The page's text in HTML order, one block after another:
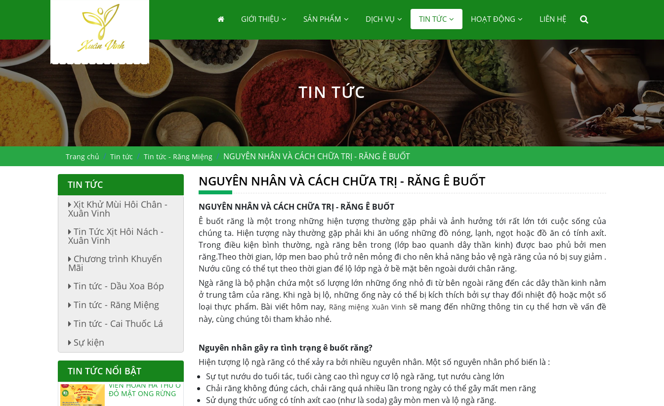
GIỚI THIỆU SẢN PHẨM DỊCH VỤ TIN TỨC HOẠT ĐỘNG LIÊN HỆ
TIN TỨC
Trang chủ Tin tức Tin tức - Răng Miệng NGUYÊN NHÂN VÀ CÁCH CHỮA TRỊ - RĂNG Ê BUỐT
NGUYÊN NHÂN VÀ CÁCH CHỮA TRỊ - RĂNG Ê BUỐT
NGUYÊN NHÂN VÀ CÁCH CHỮA TRỊ - RĂNG Ê BUỐT
Ê buốt răng là một trong những hiện tượng thường gặp phải và ảnh hưởng tới rất lớn tới cuộc sống của
chúng ta. Hiện tượng này thường gặp phải khi ăn uống những đồ nóng, lạnh, ngọt hoặc đồ ăn có tính axít.
Trong điều kiện bình thường, ngà răng bên trong (lớp bao quanh dây thần kinh) được bao phủ bởi men
răng.Theo thời gian, lớp men bao phủ trở nên mỏng đi cho nên khả năng bảo vệ ngà răng của nó bị suy giảm .
Nướu cũng có thể tụt theo thời gian để lộ lớp ngà ở bề mặt bên ngoài dưới chân răng.
Ngà răng là bộ phận chứa một số lượng lớn những ống nhỏ đi từ bên ngoài răng đến các dây thần kinh nằm
ở trung tâm của răng. Khi ngà bị lộ, những ống này có thể bị kích thích bởi sự thay đổi nhiệt độ hoặc một số
loại thực phẩm. Bài viết hôm nay, Răng miệng Xuân Vinh sẽ mang đến những thông tin cụ thể hơn về vấn đề
này, cùng chúng tôi tham khảo nhé.
Nguyên nhân gây ra tình trạng ê buốt răng?
Hiện tượng lộ ngà răng có thể xảy ra bởi nhiều nguyên nhân. Một số nguyên nhân phổ biến là :
Sự tụt nướu do tuổi tác, tuổi càng cao thì nguy cơ lộ ngà răng, tụt nướu càng lớn
Chải răng không đúng cách, chải răng quá nhiều lần trong ngày có thể gây mất men răng
Sử dụng thức uống có tính axít cao (như là soda) gây mòn men và lộ ngà răng.
TIN TỨC
Sự kiện
Xịt Khử Mùi Hôi Chân -
Xuân Vinh
Tin Tức Xịt Hôi Nách -
Xuân Vinh
Chương trình Khuyến
Mãi
Tin tức - Dầu Xoa Bóp
Tin tức - Răng Miệng
Tin tức - Cai Thuốc Lá
TIN TỨC NỔI BẬT
THUỐC ĐẶC TRỊ DẠ
VIÊN HOÀN HẢ THỦ Ô
ĐỎ MẬT ONG RỪNG